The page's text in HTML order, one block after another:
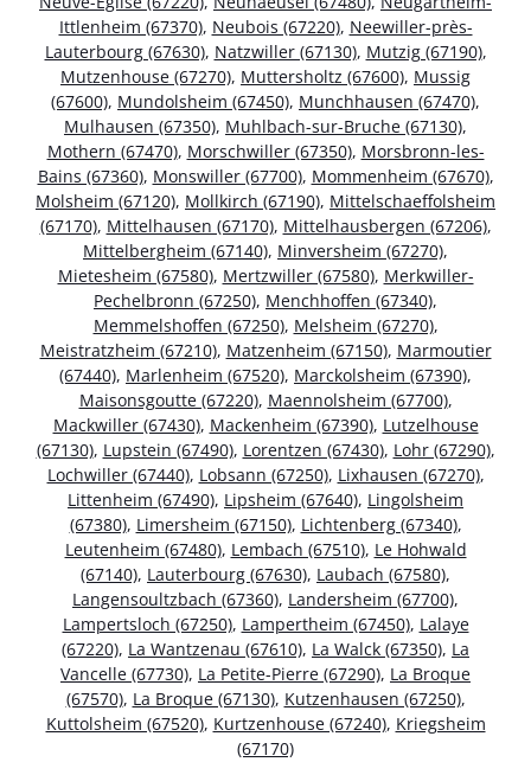
Ittlenheim (67370), Neubois (67220), Neewiller-près-
Lauterbourg (67630), Natzwiller (67130), Mutzig (67190),
Mutzenhouse (67270), Muttersholtz (67600), Mussig
(67600), Mundolsheim (67450), Munchhausen (67470),
Mulhausen (67350), Muhlbach-sur-Bruche (67130),
Mothern (67470), Morschwiller (67350), Morsbronn-les-
Bains (67360), Monswiller (67700), Mommenheim (67670),
Molsheim (67120), Mollkirch (67190), Mittelschaeffolsheim
(67170), Mittelhausen (67170), Mittelhausbergen (67206),
Mittelbergheim (67140), Minversheim (67270),
Mietesheim (67580), Mertzwiller (67580), Merkwiller-
Pechelbronn (67250), Menchhoffen (67340),
Memmelshoffen (67250), Melsheim (67270),
Meistratzheim (67210), Matzenheim (67150), Marmoutier
(67440), Marlenheim (67520), Marckolsheim (67390),
Maisonsgoutte (67220), Maennolsheim (67700),
Mackwiller (67430), Mackenheim (67390), Lutzelhouse
(67130), Lupstein (67490), Lorentzen (67430), Lohr (67290),
Lochwiller (67440), Lobsann (67250), Lixhausen (67270),
Littenheim (67490), Lipsheim (67640), Lingolsheim
(67380), Limersheim (67150), Lichtenberg (67340),
Leutenheim (67480), Lembach (67510), Le Hohwald
(67140), Lauterbourg (67630), Laubach (67580),
Langensoultzbach (67360), Landersheim (67700),
Lampertsloch (67250), Lampertheim (67450), Lalaye
(67220), La Wantzenau (67610), La Walck (67350), La
Vancelle (67730), La Petite-Pierre (67290), La Broque
(67570), La Broque (67130), Kutzenhausen (67250),
Kuttolsheim (67520), Kurtzenhouse (67240), Kriegsheim
(67170)